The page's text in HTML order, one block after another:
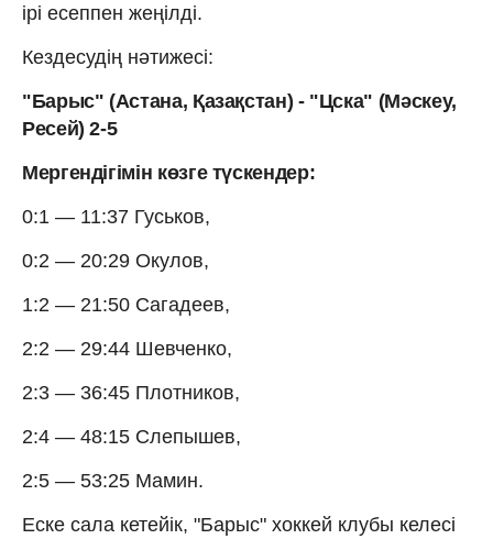
ірі есеппен жеңілді.
Кездесудің нәтижесі:
"Барыс" (Астана, Қазақстан) - "Цска" (Мәскеу,
Ресей) 2-5
Мергендігімін көзге түскендер:
0:1 — 11:37 Гуськов,
0:2 — 20:29 Окулов,
1:2 — 21:50 Сагадеев,
2:2 — 29:44 Шевченко,
2:3 — 36:45 Плотников,
2:4 — 48:15 Слепышев,
2:5 — 53:25 Мамин.
Еске сала кетейік, "Барыс" хоккей клубы келесі